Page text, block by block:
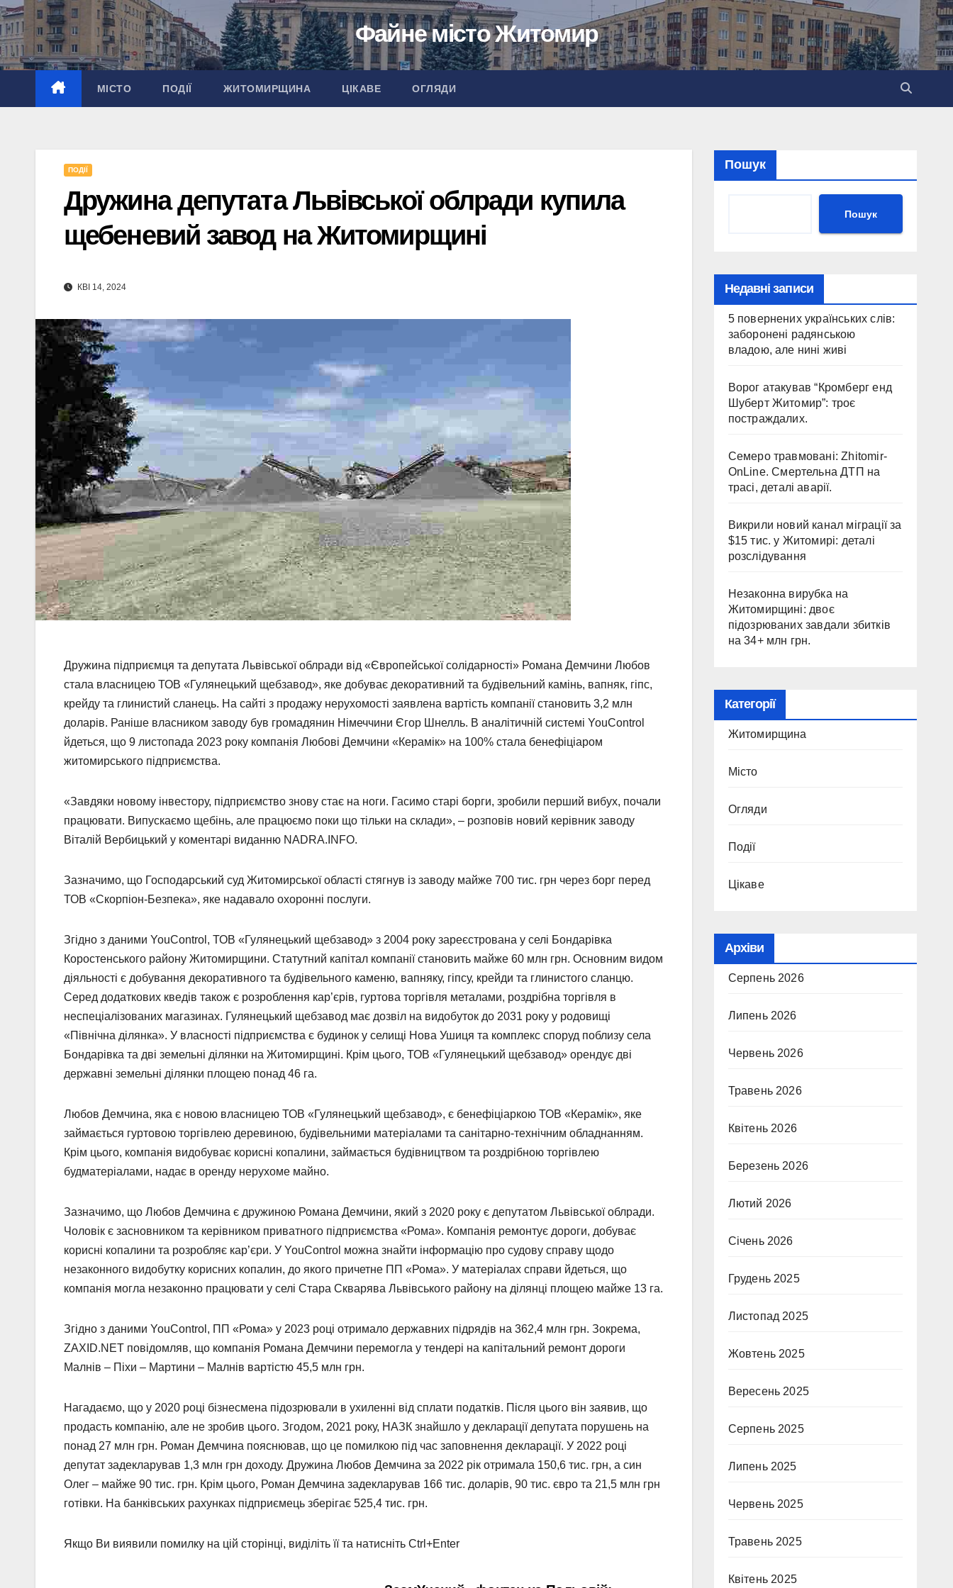
Перейти
до
вмісту
Файне місто Житомир
МІСТО ПОДІЇ ЖИТОМИРЩИНА ЦІКАВЕ ОГЛЯДИ
ПОДІЇ
Дружина депутата Львівської облради купила
щебеневий завод на Житомирщині
КВІ 14, 2024
Дружина підприємця та депутата Львівської облради від «Європейської солідарності» Романа Демчини Любов
стала власницею ТОВ «Гулянецький щебзавод», яке добуває декоративний та будівельний камінь, вапняк, гіпс,
крейду та глинистий сланець. На сайті з продажу нерухомості заявлена вартість компанії становить 3,2 млн
доларів. Раніше власником заводу був громадянин Німеччини Єгор Шнелль. В аналітичній системі YouControl
йдеться, що 9 листопада 2023 року компанія Любові Демчини «Керамік» на 100% стала бенефіціаром
житомирського підприємства.
«Завдяки новому інвестору, підприємство знову стає на ноги. Гасимо старі борги, зробили перший вибух, почали
працювати. Випускаємо щебінь, але працюємо поки що тільки на склади», – розповів новий керівник заводу
Віталій Вербицький у коментарі виданню NADRA.INFO.
Зазначимо, що Господарський суд Житомирської області стягнув із заводу майже 700 тис. грн через борг перед
ТОВ «Скорпіон-Безпека», яке надавало охоронні послуги.
Згідно з даними YouControl, ТОВ «Гулянецький щебзавод» з 2004 року зареєстрована у селі Бондарівка
Коростенського району Житомирщини. Статутний капітал компанії становить майже 60 млн грн. Основним видом
діяльності є добування декоративного та будівельного каменю, вапняку, гіпсу, крейди та глинистого сланцю.
Серед додаткових кведів також є розроблення кар’єрів, гуртова торгівля металами, роздрібна торгівля в
неспеціалізованих магазинах. Гулянецький щебзавод має дозвіл на видобуток до 2031 року у родовищі
«Північна ділянка». У власності підприємства є будинок у селищі Нова Ушиця та комплекс споруд поблизу села
Бондарівка та дві земельні ділянки на Житомирщині. Крім цього, ТОВ «Гулянецький щебзавод» орендує дві
державні земельні ділянки площею понад 46 га.
Любов Демчина, яка є новою власницею ТОВ «Гулянецький щебзавод», є бенефіціаркою ТОВ «Керамік», яке
займається гуртовою торгівлею деревиною, будівельними матеріалами та санітарно-технічним обладнанням.
Крім цього, компанія видобуває корисні копалини, займається будівництвом та роздрібною торгівлею
будматеріалами, надає в оренду нерухоме майно.
Зазначимо, що Любов Демчина є дружиною Романа Демчини, який з 2020 року є депутатом Львівської облради.
Чоловік є засновником та керівником приватного підприємства «Рома». Компанія ремонтує дороги, добуває
корисні копалини та розробляє кар’єри. У YouControl можна знайти інформацію про судову справу щодо
незаконного видобутку корисних копалин, до якого причетне ПП «Рома». У матеріалах справи йдеться, що
компанія могла незаконно працювати у селі Стара Скварява Львівського району на ділянці площею майже 13 га.
Згідно з даними YouControl, ПП «Рома» у 2023 році отримало державних підрядів на 362,4 млн грн. Зокрема,
ZAXID.NET повідомляв, що компанія Романа Демчини перемогла у тендері на капітальний ремонт дороги
Малнів – Піхи – Мартини – Малнів вартістю 45,5 млн грн.
Нагадаємо, що у 2020 році бізнесмена підозрювали в ухиленні від сплати податків. Після цього він заявив, що
продасть компанію, але не зробив цього. Згодом, 2021 року, НАЗК знайшло у декларації депутата порушень на
понад 27 млн грн. Роман Демчина пояснював, що це помилкою під час заповнення декларації. У 2022 році
депутат задекларував 1,3 млн грн доходу. Дружина Любов Демчина за 2022 рік отримала 150,6 тис. грн, а син
Олег – майже 90 тис. грн. Крім цього, Роман Демчина задекларував 166 тис. доларів, 90 тис. євро та 21,5 млн грн
готівки. На банківських рахунках підприємець зберігає 525,4 тис. грн.
Якщо Ви виявили помилку на цій сторінці, виділіть її та натисніть Ctrl+Enter
Пошук
Пошук
Недавні записи
5 повернених українських слів:
заборонені радянською
владою, але нині живі
Ворог атакував “Кромберг енд
Шуберт Житомир”: троє
постраждалих.
Семеро травмовані: Zhitomir-
OnLine. Смертельна ДТП на
трасі, деталі аварії.
Викрили новий канал міграції за
$15 тис. у Житомирі: деталі
розслідування
Незаконна вирубка на
Житомирщині: двоє
підозрюваних завдали збитків
на 34+ млн грн.
Категорії
Житомирщина
Місто
Огляди
Події
Цікаве
Архіви
Серпень 2026
Липень 2026
Червень 2026
Травень 2026
Квітень 2026
Березень 2026
Лютий 2026
Січень 2026
Грудень 2025
Листопад 2025
Жовтень 2025
Вересень 2025
Серпень 2025
Липень 2025
Червень 2025
Травень 2025
Квітень 2025